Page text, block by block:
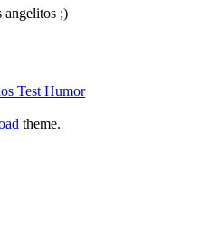
angelitos ;)
Test Humor
theme.